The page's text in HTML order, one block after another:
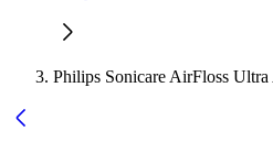
Philips Sonicare AirFloss